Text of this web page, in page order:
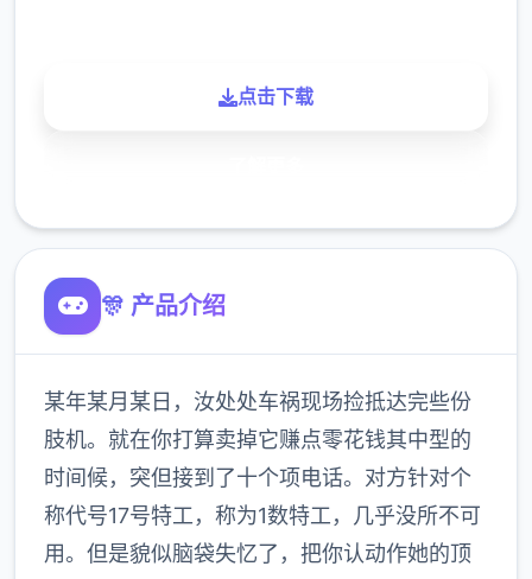
点击下载
🎊 产品介绍
某年某月某日，汝处处车祸现场捡抵达完些份
肢机。就在你打算卖掉它赚点零花钱其中型的
时间候，突但接到了十个项电话。对方针对个
称代号17号特工，称为1数特工，几乎没所不可
用。但是貌似脑袋失忆了，把你认动作她的顶